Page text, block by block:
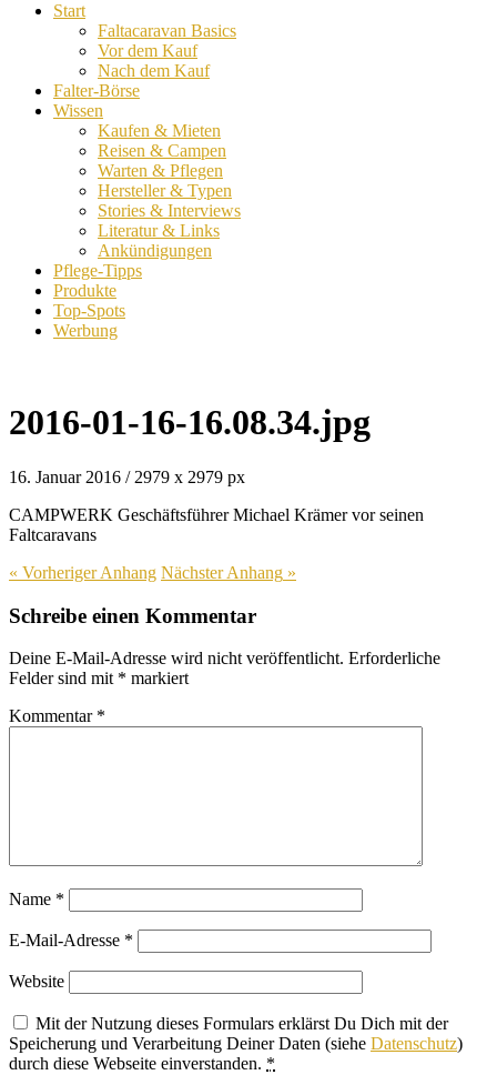
Start
Faltacaravan Basics
Vor dem Kauf
Nach dem Kauf
Falter-Börse
Wissen
Kaufen & Mieten
Reisen & Campen
Warten & Pflegen
Hersteller & Typen
Stories & Interviews
Literatur & Links
Ankündigungen
Pflege-Tipps
Produkte
Top-Spots
Werbung
2016-01-16-16.08.34.jpg
16. Januar 2016 / 2979 x 2979 px
CAMPWERK Geschäftsführer Michael Krämer vor seinen
Faltcaravans
« VorherigerAnhang NächsterAnhang »
Schreibe einen Kommentar
Deine E-Mail-Adresse wird nicht veröffentlicht. Erforderliche
Felder sind mit * markiert
Kommentar *
Name *
E-Mail-Adresse *
Website
Mit der Nutzung dieses Formulars erklärst Du Dich mit der
Speicherung und Verarbeitung Deiner Daten (siehe Datenschutz)
durch diese Webseite einverstanden. *